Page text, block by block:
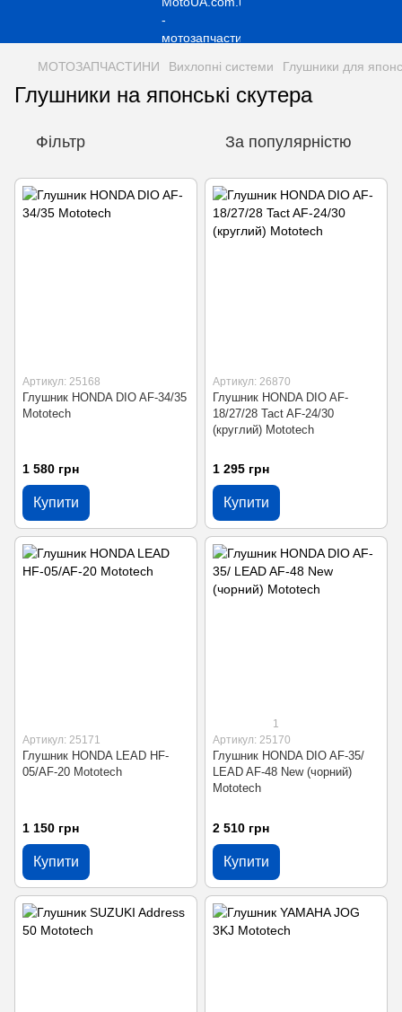
МОТОЗАПЧАСТИНИ Вихлопні системи Глушники для
Глушники на японські скутера
Фільтр За популярністю
Артикул: 25168
Глушник HONDA DIO AF-34/35
Mototech
1 580 грн
Купити
Артикул: 26870
Глушник HONDA DIO AF-
18/27/28 Tact AF-24/30
(круглий) Mototech
1 295 грн
Купити
Артикул: 25171
Глушник HONDA LEAD HF-
05/AF-20 Mototech
1 150 грн
Купити
1
Артикул: 25170
Глушник HONDA DIO AF-35/
LEAD AF-48 New (чорний)
Mototech
2 510 грн
Купити